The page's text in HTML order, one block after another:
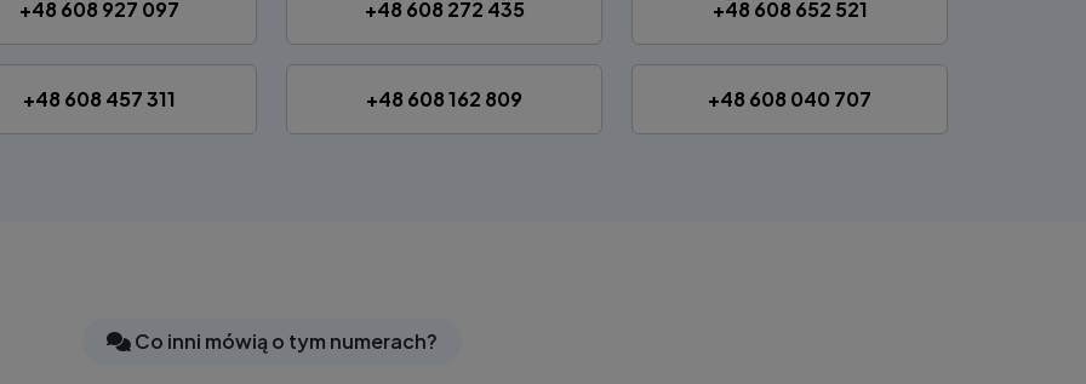
+48 608 927 097 +48 608 272 435 +48 608 652 521
+48 608 457 311 +48 608 162 809 +48 608 040 707
Co inni mówią o tym numerach?